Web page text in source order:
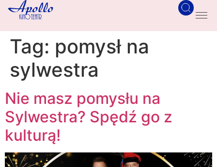
Tag: pomysł na
sylwestra
Nie masz pomysłu na
Sylwestra? Spędź go z
kulturą!